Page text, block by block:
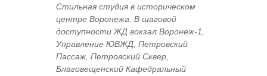
Стильная студия в историческом
центре Воронежа. В шаговой
доступности ЖД вокзал Воронеж-1,
Управление ЮВЖД, Петровский
Пассаж, Петровский Сквер,
Благовещенский Кафедральный